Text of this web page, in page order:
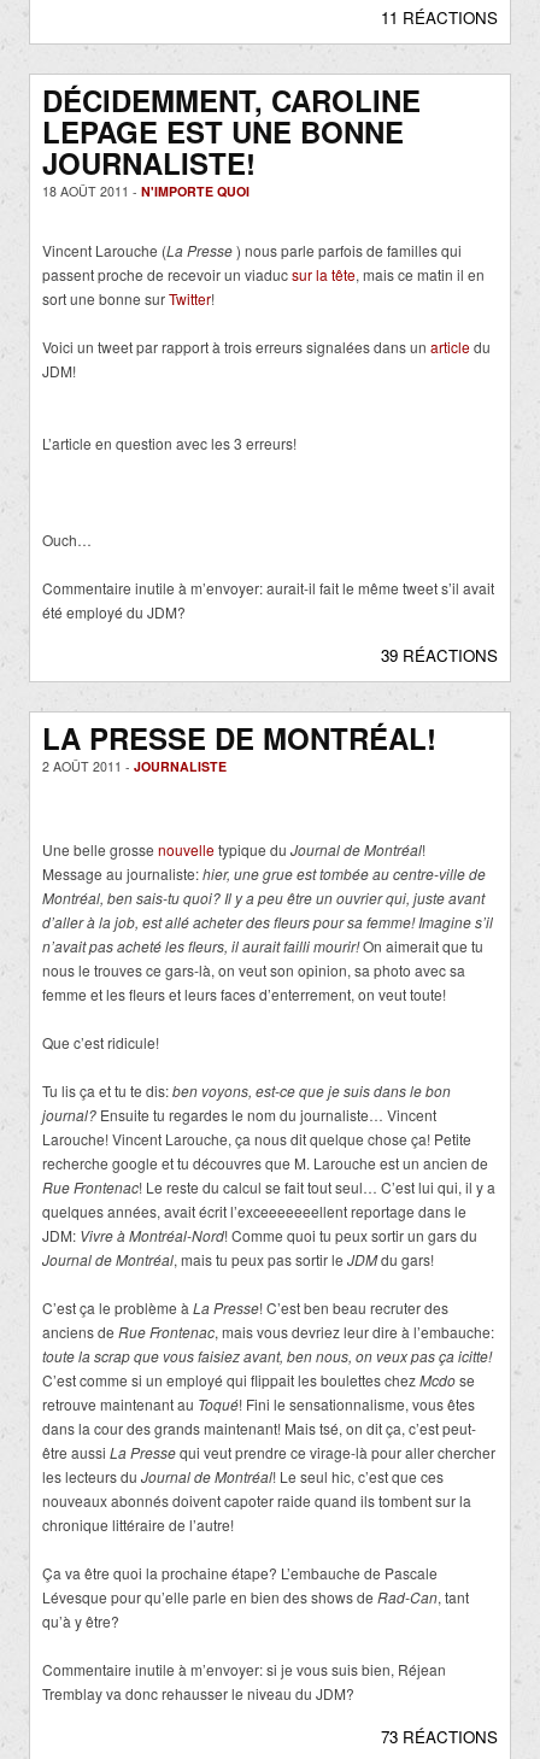
11 RÉACTIONS
DÉCIDEMMENT, CAROLINE
LEPAGE EST UNE BONNE
JOURNALISTE!
18 AOÛT 2011 - N'IMPORTE QUOI
Vincent Larouche (La Presse) nous parle parfois de familles qui
passent proche de recevoir un viaducsur la tête, mais ce matin il en
sort une bonne surTwitter!
Voici un tweet par rapport à trois erreurs signalées dans un articledu
JDM!
L’article en question avec les 3 erreurs!
Ouch…
Commentaire inutile à m’envoyer: aurait-il fait le même tweet s’il avait
été employé du JDM?
39 RÉACTIONS
LA PRESSE DE MONTRÉAL!
2 AOÛT 2011 - JOURNALISTE
Une belle grosse nouvelletypique du Journal de Montréal!
Message au journaliste:hier, une grue est tombée au centre-ville de
Montréal, ben sais-tu quoi? Il y a peu être un ouvrier qui, juste avant
d’aller à la job, est allé acheter des fleurs pour sa femme! Imagine s’il
n’avait pas acheté les fleurs, il aurait failli mourir!On aimerait que tu
nous le trouves ce gars-là, on veut son opinion, sa photo avec sa
femme et les fleurs et leurs faces d’enterrement, on veut toute!
Que c’est ridicule!
Tu lis ça et tu te dis:ben voyons, est-ce que je suis dans le bon
journal? Ensuite tu regardes le nom du journaliste… Vincent
Larouche! Vincent Larouche, ça nous dit quelque chose ça! Petite
recherche google et tu découvres que M. Larouche est un ancien de
Rue Frontenac! Le reste du calcul se fait tout seul… C’est lui qui, il y a
quelques années, avait écrit l’exceeeeeeellent reportage dans le
JDM: Vivre à Montréal-Nord! Comme quoi tu peux sortir un gars du
Journal de Montréal, mais tu peux pas sortir le JDMdu gars!
C’est ça le problème à La Presse! C’est ben beau recruter des
anciens de Rue Frontenac, mais vous devriez leur dire à l’embauche:
toute la scrap que vous faisiez avant, ben nous, on veux pas ça icitte!
C’est comme si un employé qui flippait les boulettes chezMcdose
retrouve maintenant au Toqué! Fini le sensationnalisme, vous êtes
dans la cour des grands maintenant! Mais tsé, on dit ça, c’est peut-
être aussi La Pressequi veut prendre ce virage-là pour aller chercher
les lecteurs du Journal de Montréal! Le seul hic, c’est que ces
nouveaux abonnés doivent capoter raide quand ils tombent sur la
chronique littéraire de l’autre!
Ça va être quoi la prochaine étape? L’embauche de Pascale
Lévesque pour qu’elle parle en bien des shows de Rad-Can, tant
qu’à y être?
Commentaire inutile à m’envoyer: si je vous suis bien, Réjean
Tremblay va donc rehausser le niveau du JDM?
73 RÉACTIONS